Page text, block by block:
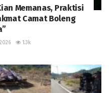
Memanas, Praktisi
Camat Boleng
1.3k